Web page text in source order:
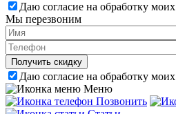
Даю согласие на обработку моих
Мы перезвоним
Получить скидку
Даю согласие на обработку моих
Меню
Позвонить